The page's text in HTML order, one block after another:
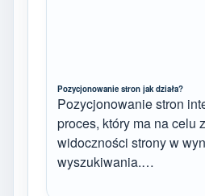
Pozycjonowanie stron jak działa?
Pozycjonowanie stron
proces, który ma na celu
widoczności strony w
wyszukiwania.…